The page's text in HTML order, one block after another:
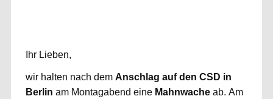
Ihr Lieben,
wir halten nach dem Anschlag auf den CSD in
Berlin am Montagabend eine Mahnwacheab. Am